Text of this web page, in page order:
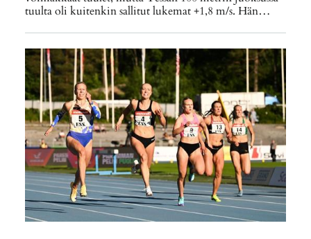
tuulta oli kuitenkin sallitut lukemat +1,8 m/s. Hän…